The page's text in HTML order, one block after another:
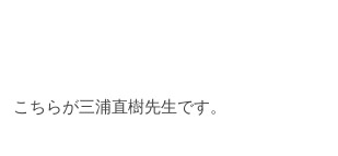
こちらが三浦直樹先生です。